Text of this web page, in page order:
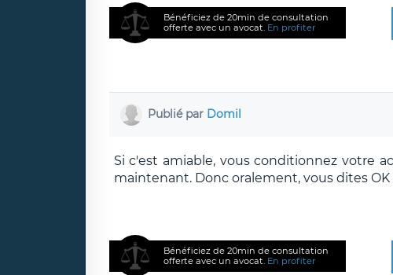
Bénéficiez de 20min de consultation
offerte avec un avocat. En profiter
Publié par Domil
Si c'est amiable, vous conditionnez votre
maintenant. Donc oralement, vous dites
Bénéficiez de 20min de consultation
offerte avec un avocat. En profiter